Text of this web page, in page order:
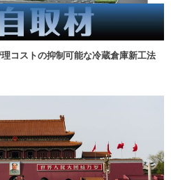
コストの抑制可能な冷蔵倉庫新工法